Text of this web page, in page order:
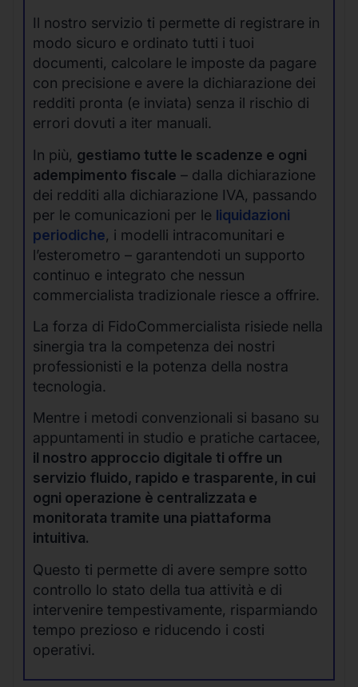
Il nostro servizio ti permette di registrare in
modo sicuro e ordinato tutti i tuoi
documenti, calcolare le imposte da pagare
con precisione e avere la dichiarazione dei
redditi pronta (e inviata) senza il rischio di
errori dovuti a iter manuali.
In più, gestiamo tutte le scadenze e ogni
adempimento fiscale – dalla dichiarazione
dei redditi alla dichiarazione IVA, passando
per le comunicazioni per le liquidazioni
periodiche, i modelli intracomunitari e
l’esterometro – garantendoti un supporto
continuo e integrato che nessun
commercialista tradizionale riesce a offrire.
La forza di FidoCommercialista risiede nella
sinergia tra la competenza dei nostri
professionisti e la potenza della nostra
tecnologia.
Mentre i metodi convenzionali si basano su
appuntamenti in studio e pratiche cartacee,
il nostro approccio digitale ti offre un
servizio fluido, rapido e trasparente, in cui
ogni operazione è centralizzata e
monitorata tramite una piattaforma
intuitiva.
Questo ti permette di avere sempre sotto
controllo lo stato della tua attività e di
intervenire tempestivamente, risparmiando
tempo prezioso e riducendo i costi
operativi.